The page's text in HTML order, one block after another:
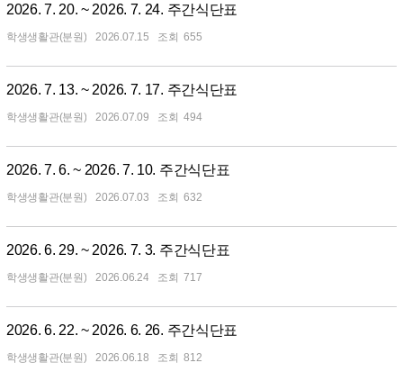
2026. 7. 20. ~ 2026. 7. 24. 주간식단표
학생생활관(분원) 2026.07.15 655
2026. 7. 13. ~ 2026. 7. 17. 주간식단표
학생생활관(분원) 2026.07.09 494
2026. 7. 6. ~ 2026. 7. 10. 주간식단표
학생생활관(분원) 2026.07.03 632
2026. 6. 29. ~ 2026. 7. 3. 주간식단표
학생생활관(분원) 2026.06.24 717
2026. 6. 22. ~ 2026. 6. 26. 주간식단표
학생생활관(분원) 2026.06.18 812